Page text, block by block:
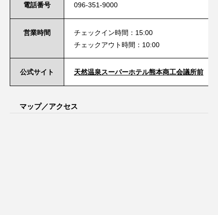
電話番号 096-351-9000
営業時間
チェックイン時間：15:00
チェックアウト時間：10:00
公式サイト 天然温泉スーパーホテル熊本商工会議所前
マップ／アクセス